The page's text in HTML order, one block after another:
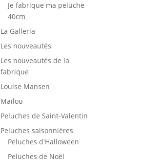
Je fabrique ma peluche
40cm
La Galleria
Les nouveautés
Les nouveautés de la
fabrique
Louise Mansen
Maïlou
Peluches de Saint-Valentin
Peluches saisonnières
Peluches d'Halloween
Peluches de Noël